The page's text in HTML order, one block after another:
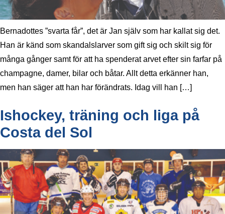
Bernadottes ”svarta får”, det är Jan själv som har kallat sig det.
Han är känd som skandalslarver som gift sig och skilt sig för
många gånger samt för att ha spenderat arvet efter sin farfar på
champagne, damer, bilar och båtar. Allt detta erkänner han,
men han säger att han har förändrats. Idag vill han […]
Ishockey, träning och liga på
Costa del Sol